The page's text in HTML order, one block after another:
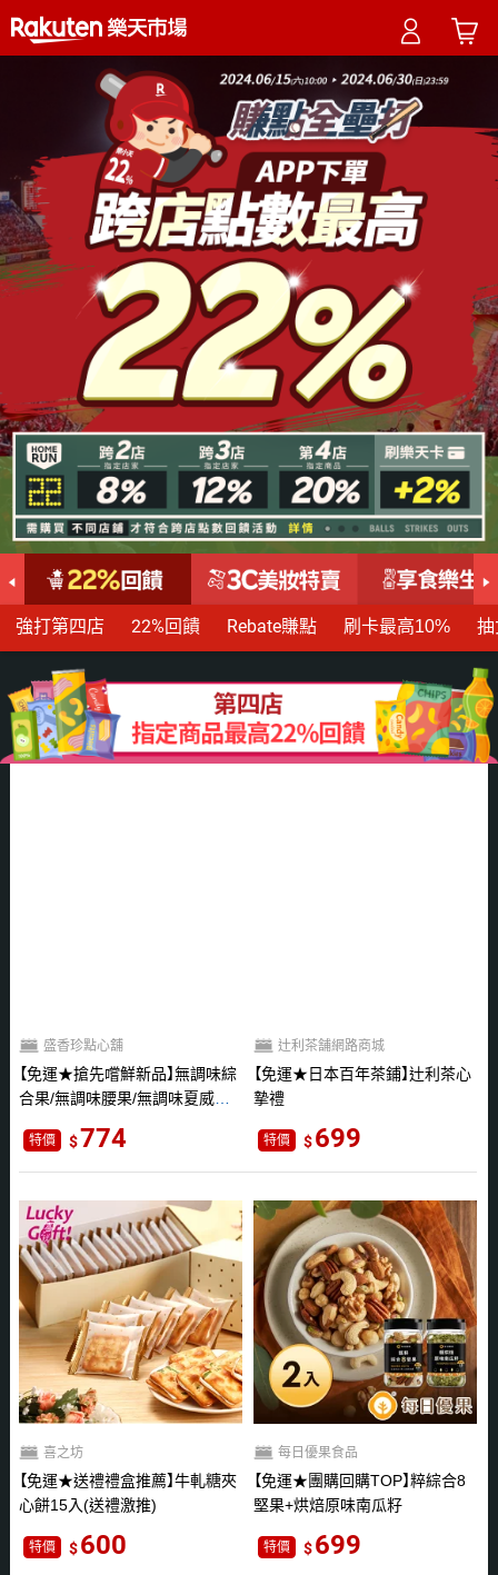
強打第四店 22%回饋 Rebate賺點 刷卡最高10% 抽
免運★搶先嚐鮮新品 無調味綜
合果/無調味腰果/無調味夏威夷
盛香珍點心舖
特價 774
免運★日本百年茶鋪 辻利茶心
摯禮
辻利茶舗網路商城
特價 699
免運★送禮禮盒推薦 牛軋糖夾
心餅15入(送禮激推)
喜之坊
特價 600
免運★團購回購TOP 粹綜合8
堅果+烘焙原味南瓜籽
每日優果食品
特價 699